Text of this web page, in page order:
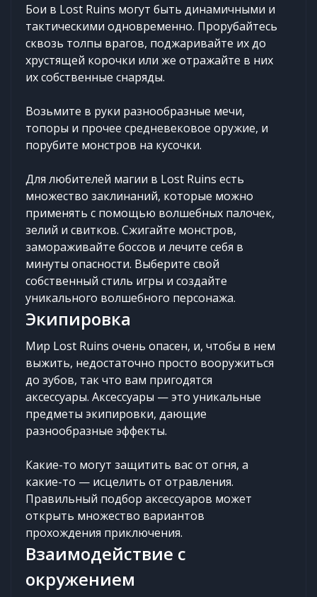
Бои в Lost Ruins могут быть динамичными и
тактическими одновременно. Прорубайтесь
сквозь толпы врагов, поджаривайте их до
хрустящей корочки или же отражайте в них
их собственные снаряды.
Возьмите в руки разнообразные мечи,
топоры и прочее средневековое оружие, и
порубите монстров на кусочки.
Для любителей магии в Lost Ruins есть
множество заклинаний, которые можно
применять с помощью волшебных палочек,
зелий и свитков. Сжигайте монстров,
замораживайте боссов и лечите себя в
минуты опасности. Выберите свой
собственный стиль игры и создайте
уникального волшебного персонажа.
Экипировка
Мир Lost Ruins очень опасен, и, чтобы в нем
выжить, недостаточно просто вооружиться
до зубов, так что вам пригодятся
аксессуары. Аксессуары — это уникальные
предметы экипировки, дающие
разнообразные эффекты.
Какие-то могут защитить вас от огня, а
какие-то — исцелить от отравления.
Правильный подбор аксессуаров может
открыть множество вариантов
прохождения приключения.
Взаимодействие с
окружением